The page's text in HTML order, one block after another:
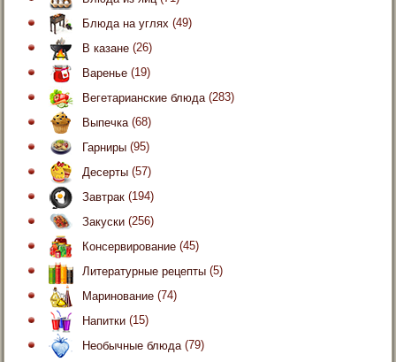
Блюда на углях (49)
В казане (26)
Варенье (19)
Вегетарианские блюда (283)
Выпечка (68)
Гарниры (95)
Десерты (57)
Завтрак (194)
Закуски (256)
Консервирование (45)
Литературные рецепты (5)
Маринование (74)
Напитки (15)
Необычные блюда (79)